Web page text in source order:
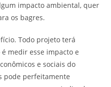
impacto ambiental, quer
os bagres.
Todo projeto terá
medir esse impacto e
e sociais do
pode perfeitamente